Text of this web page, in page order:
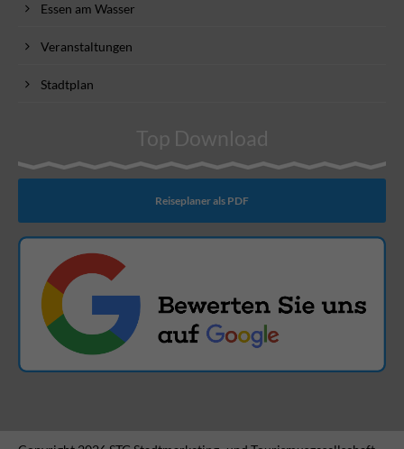
Essen am Wasser
Veranstaltungen
Stadtplan
Top Download
Reiseplaner als PDF